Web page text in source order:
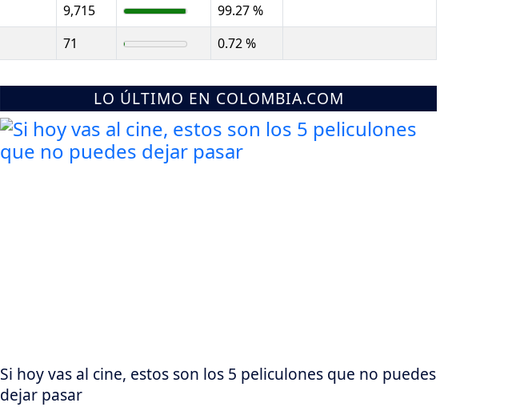
9,715
99.27 %
71 0.72 %
LO ÚLTIMO EN COLOMBIA.COM
Si hoy vas al cine, estos son los 5 peliculones que no puedes
dejar pasar